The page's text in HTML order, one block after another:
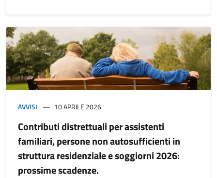
AVVISI 10 APRILE 2026
Contributi distrettuali per assistenti
familiari, persone non autosufficienti in
struttura residenziale e soggiorni 2026:
prossime scadenze.